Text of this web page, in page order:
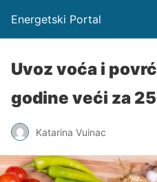
Energetski Portal
Uvoz voća i
godine veći za
Katarina Vuinac